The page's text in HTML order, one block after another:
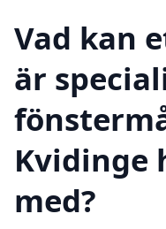
Vad kan
är
Kvidinge
med?